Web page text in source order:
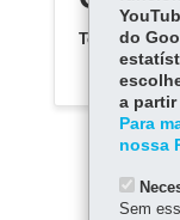
Telefone: (42)
do
a
Para
nossa
Sem